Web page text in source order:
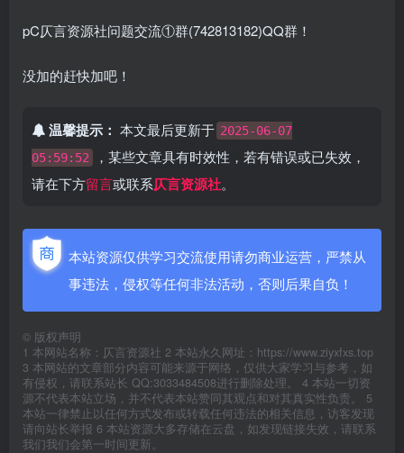
pC仄言资源社问题交流①群(742813182)QQ群！
没加的赶快加吧！
温馨提示： 本文最后更新于 2025-06-07
05:59:52
，某些文章具有时效性，若有错误或已失效，
请在下方留言或联系仄言资源社。
本站资源仅供学习交流使用请勿商业运营，严禁从
事违法，侵权等任何非法活动，否则后果自负！
© 版权声明
1 本网站名称：仄言资源社 2 本站永久网址：https://www.ziyxfxs.top
3 本网站的文章部分内容可能来源于网络，仅供大家学习与参考，如
有侵权，请联系站长 QQ:3033484508进行删除处理。 4 本站一切资
源不代表本站立场，并不代表本站赞同其观点和对其真实性负责。 5
本站一律禁止以任何方式发布或转载任何违法的相关信息，访客发现
请向站长举报 6 本站资源大多存储在云盘，如发现链接失效，请联系
我们我们会第一时间更新。